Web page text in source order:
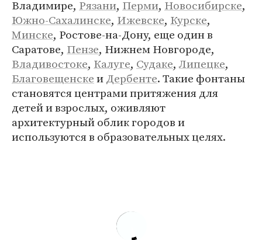
Владимире, Рязани, Перми, Новосибирске,
Южно-Сахалинске, Ижевске, Курске,
Минске, Ростове-на-Дону, еще один в
Саратове, Пензе, Нижнем Новгороде,
Владивостоке, Калуге, Судаке, Липецке,
БлаговещенскеиДербенте. Такие фонтаны
становятся центрами притяжения для
детей и взрослых, оживляют
архитектурный облик городов и
используются в образовательных целях.